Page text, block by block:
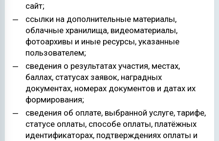
сайт;
ссылки на дополнительные материалы,
облачные хранилища, видеоматериалы,
фотоархивы и иные ресурсы, указанные
пользователем;
сведения о результатах участия, местах,
баллах, статусах заявок, наградных
документах, номерах документов и датах их
формирования;
сведения об оплате, выбранной услуге, тарифе,
статусе оплаты, способе оплаты, платёжных
идентификаторах, подтверждениях оплаты и